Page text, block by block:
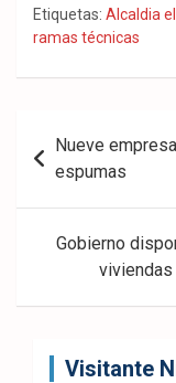
Fac Twit Wha
Etiquetas: Alcaldia
ramas técnicas
de
entradas
Nueve
espumas
Gobierno
Visitante